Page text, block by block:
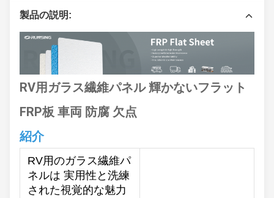
製品の説明:
RV用ガラス繊維パネル 輝かないフラット
FRP板 車両 防腐 欠点
紹介
RV用のガラス繊維パ
ネルは 実用性と洗練
された視覚的な魅力